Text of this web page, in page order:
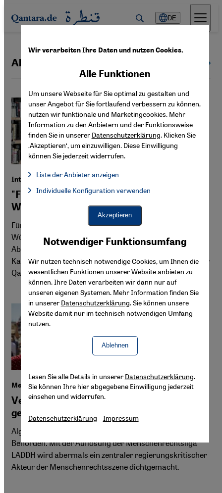
Direkt zum Inhalt springen
DE
Algerische Opposition
Interview mit dem algerischen Autor Said Khatibi
"Für arabische Literatur ist Algerien eine
Wüste“
Für seinen historischen Kriminalroman "Das Ende der
Wüste“ hat der algerische Autor Said Khatibi im Mai in
Abu Dhabi den renommierten Sheikh Zayed Award in der
Kategorie Junge Autoren erhalten. Claudia Mende hat für
Qantara.de mit Khatibi gesprochen.
Menschenrechtslage in Algerien
Verboten, eingeschüchtert, ins Exil
getrieben
Algeriens Zivilgesellschaft ist wieder einmal im Visier der
Behörden. Mit der Auflösung der Menschenrechtsliga
LADDH wird abermals ein zentraler regierungskritischer
Akteur der Menschenrechtsszene dichtgemacht.
Wir verarbeiten Ihre Daten und nutzen Cookies.
Notwendiger Funktionsumfang
Wir nutzen technisch notwendige Cookies, um Ihnen die
wesentlichen Funktionen unserer Website anbieten zu
können. Ihre Daten verarbeiten wir dann nur auf
unseren eigenen Systemen. Mehr Information finden Sie
in unserer Datenschutzerklärung. Sie können unsere
Website damit nur im technisch notwendigen Umfang
nutzen.
Ablehnen
Alle Funktionen
Um unsere Webseite für Sie optimal zu gestalten und
unser Angebot für Sie fortlaufend verbessern zu können,
nutzen wir funktionale und Marketingcookies. Mehr
Information zu den Anbietern und der Funktionsweise
finden Sie in unserer Datenschutzerklärung. Klicken Sie
‚Akzeptieren‘, um einzuwilligen. Diese Einwilligung
können Sie jederzeit widerrufen.
Liste der Anbieter anzeigen
Facebook Embed / Facebook Connect, Google Maps Embed,
Facebook Embed / Facebook Connect
Google Maps Embed
Individuelle Konfiguration verwenden
Akzeptieren
Lesen Sie alle Details in unserer Datenschutzerklärung.
Sie können Ihre hier abgegebene Einwilligung jederzeit
einsehen und widerrufen.
Datenschutzerklärung Impressum